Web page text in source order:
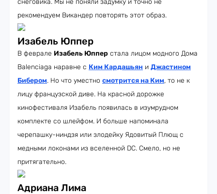
снеговика. Мы не поняли задумку и точно не
рекомендуем Викандер повторять этот образ.
Изабель Юппер
В феврале Изабель Юппер стала лицом модного Дома
Balenciaga наравне с Ким Кардашьян и Джастином
Бибером. Но что уместно смотрится на Ким, то не к
лицу французской диве. На красной дорожке
кинофестиваля Изабель появилась в изумрудном
комплекте со шлейфом. И больше напоминала
черепашку-ниндзя или злодейку Ядовитый Плющ с
медными локонами из вселенной DC. Смело, но не
притягательно.
Адриана Лима